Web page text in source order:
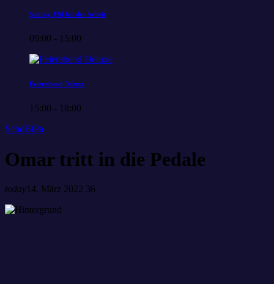
Sunray-FM bei der Arbeit
09:00 - 15:00
Feierabend Deluxe
15:00 - 18:00
SchoBiPa
Omar tritt in die Pedale
today14. März 2022 36